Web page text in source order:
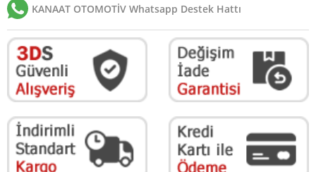
KANAAT OTOMOTİV Whatsapp Destek Hattı